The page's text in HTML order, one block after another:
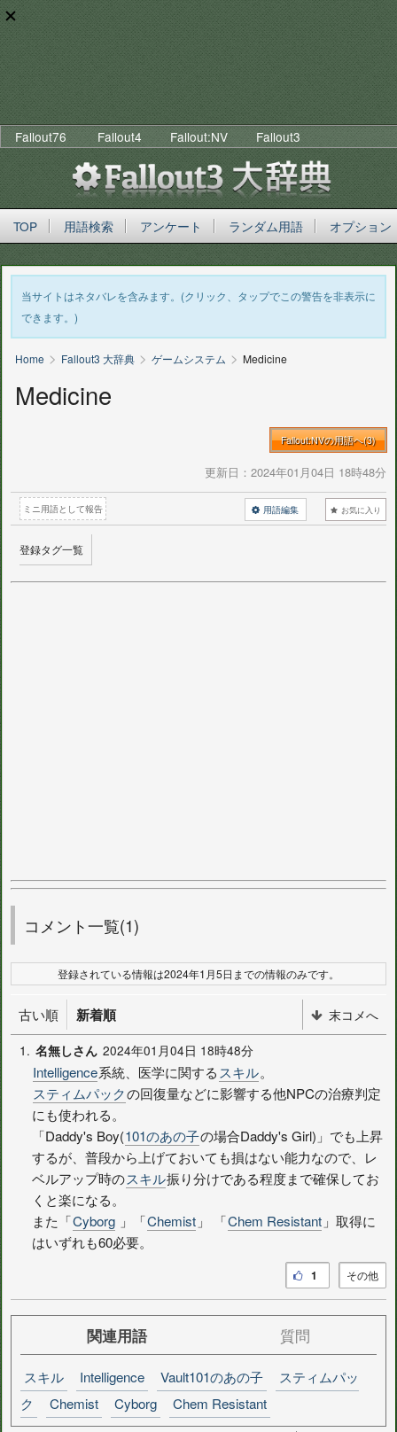
Fallout76 Fallout4 Fallout:NV Fallout3
TOP 用語検索 アンケート ランダム用語 オプション
当サイトはネタバレを含みます。(クリック、タップでこの警告を非表示に
できます。)
Home > Fallout3 大辞典 > ゲームシステム > Medicine
Medicine
Fallout:NVの用語へ(3)
更新日： 2024年01月04日 18時48分
ミニ用語として報告 お気に入り
用語編集
登録タグ一覧
コメント一覧(1)
登録されている情報は2024年1月5日までの情報のみです。
古い順 新着順
末コメへ
1. 名無しさん 2024年01月04日 18時48分
Intelligence系統、医学に関する スキル。
スティムパックの回復量などに影響する他NPCの治療判定
にも使われる。
「Daddy's Boy(101のあの子の場合Daddy's Girl)」でも上昇
するが、普段から上げておいても損はない能力なので、レ
ベルアップ時のスキル振り分けである程度まで確保してお
くと楽になる。
また「Cyborg 」「Chemist 」 「Chem Resistant 」取得に
はいずれも60必要。
その他
1
関連用語 質問
スキル Intelligence Vault101のあの子
スティムパッ
ク
Chemist Cyborg Chem Resistant